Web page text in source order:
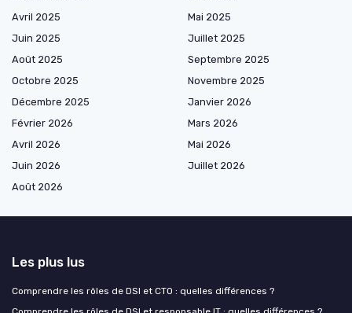
Avril 2025
Mai 2025
Juin 2025
Juillet 2025
Août 2025
Septembre 2025
Octobre 2025
Novembre 2025
Décembre 2025
Janvier 2026
Février 2026
Mars 2026
Avril 2026
Mai 2026
Juin 2026
Juillet 2026
Août 2026
Les plus lus
Comprendre les rôles de DSI et CTO : quelles différences ?